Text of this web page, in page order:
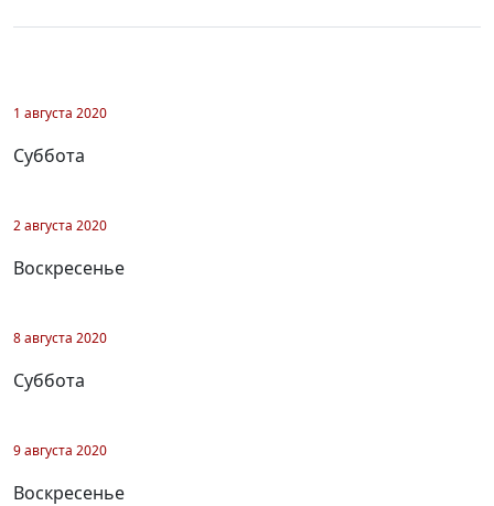
1 августа 2020
Суббота
2 августа 2020
Воскресенье
8 августа 2020
Суббота
9 августа 2020
Воскресенье